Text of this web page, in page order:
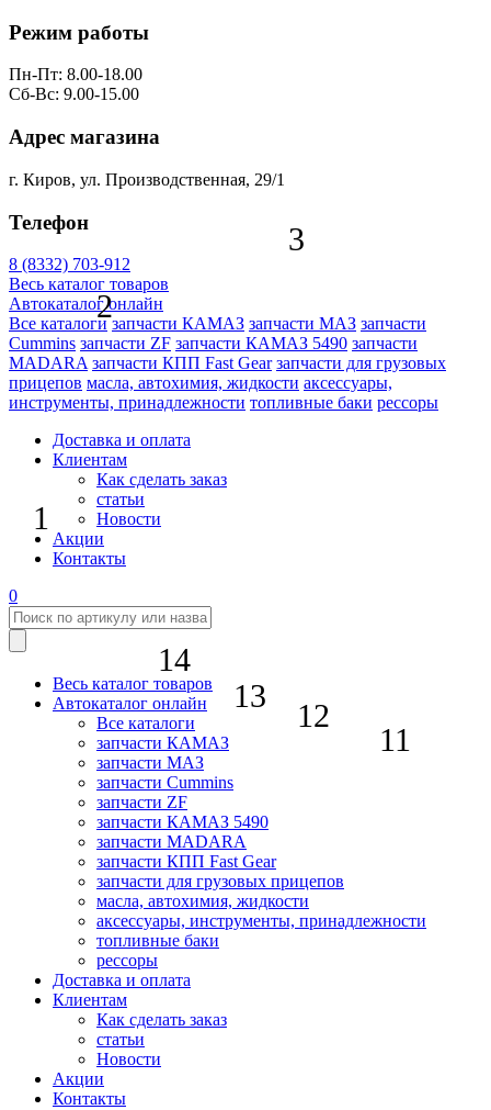
Режим работы
Пн-Пт: 8.00-18.00
Сб-Вс: 9.00-15.00
Адрес магазина
г. Киров, ул. Производственная, 29/1
Телефон
8 (8332) 703-912
Весь каталог товаров
Автокаталог онлайн
Все каталоги запчасти КАМАЗ запчасти МАЗ запчасти
Cummins запчасти ZF запчасти КАМАЗ 5490 запчасти
MADARA запчасти КПП Fast Gear запчасти для грузовых
прицепов масла, автохимия, жидкости аксессуары,
инструменты, принадлежности топливные баки рессоры
Доставка и оплата
Клиентам
Как сделать заказ
статьи
Новости
Акции
Контакты
0
Весь каталог товаров
Автокаталог онлайн
Все каталоги
запчасти КАМАЗ
запчасти МАЗ
запчасти Cummins
запчасти ZF
запчасти КАМАЗ 5490
запчасти MADARA
запчасти КПП Fast Gear
запчасти для грузовых прицепов
масла, автохимия, жидкости
аксессуары, инструменты, принадлежности
топливные баки
рессоры
Доставка и оплата
Клиентам
Как сделать заказ
статьи
Новости
Акции
Контакты
1
2
3
11
12
13
14